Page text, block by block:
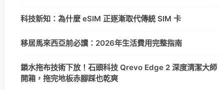
科技新知：為什麼 eSIM 正逐漸取代傳統 SIM 卡
移居馬來西亞前必讀：2026年生活費用完整指南
鎖水拖布技術下放！石頭科技 Qrevo Edge 2 深度清潔大師
開箱，拖完地板赤腳踩也乾爽